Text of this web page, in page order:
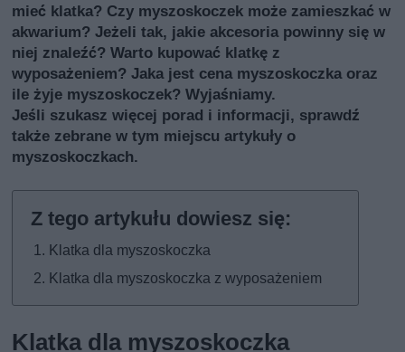
mieć klatka? Czy myszoskoczek może zamieszkać w
akwarium? Jeżeli tak, jakie akcesoria powinny się w
niej znaleźć? Warto kupować klatkę z
wyposażeniem? Jaka jest cena myszoskoczka oraz
ile żyje myszoskoczek? Wyjaśniamy.
Jeśli szukasz więcej porad i informacji, sprawdź
także zebrane w tym miejscu artykuły o
myszoskoczkach.
Klatka dla myszoskoczka
Klatka dla myszoskoczka z wyposażeniem
Klatka dla myszoskoczka